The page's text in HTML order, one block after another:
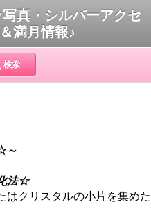
真・シルバーアクセ
満月情報♪
検索
～
法☆
はクリスタルの小片を集めた